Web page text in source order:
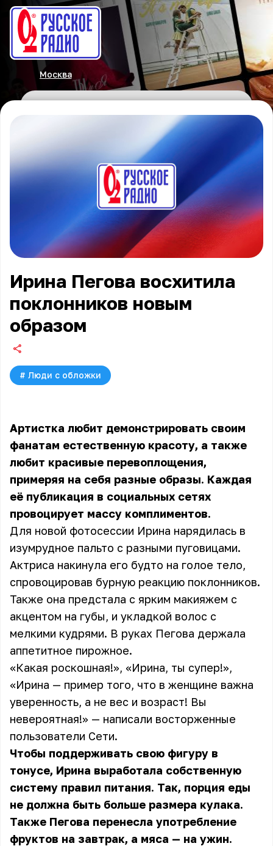
Москва
Ирина Пегова восхитила
поклонников новым
образом
# Люди с обложки
Артистка любит демонстрировать своим
фанатам естественную красоту, а также
любит красивые перевоплощения,
примеряя на себя разные образы. Каждая
её публикация в социальных сетях
провоцирует массу комплиментов.
Для новой фотосессии Ирина нарядилась в
изумрудное пальто с разными пуговицами.
Актриса накинула его будто на голое тело,
спровоцировав бурную реакцию поклонников.
Также она предстала с ярким макияжем с
акцентом на губы, и укладкой волос с
мелкими кудрями. В руках Пегова держала
аппетитное пирожное.
«Какая роскошная!», «Ирина, ты супер!»,
«Ирина — пример того, что в женщине важна
уверенность, а не вес и возраст! Вы
невероятная!» — написали восторженные
пользователи Сети.
Чтобы поддерживать свою фигуру в
тонусе, Ирина выработала собственную
систему правил питания. Так, порция еды
не должна быть больше размера кулака.
Также Пегова перенесла употребление
фруктов на завтрак, а мяса — на ужин.